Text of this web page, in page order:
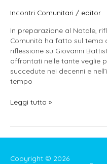
Incontri Comunitari / editor
In preparazione al Natale,
Comunità ha fatto sul tema
riflessione su Giovanni
affrontati nelle tante veglie
succedute nei decenni e
tempo
17.12.2023
di
Leggi tutto »
Copyright © 2026